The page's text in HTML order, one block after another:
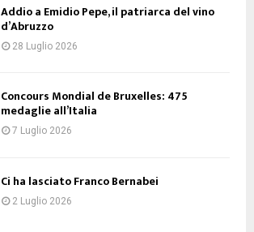
Addio a Emidio Pepe, il patriarca del vino
d’Abruzzo
28 Luglio 2026
Concours Mondial de Bruxelles: 475
medaglie all’Italia
7 Luglio 2026
Ci ha lasciato Franco Bernabei
2 Luglio 2026